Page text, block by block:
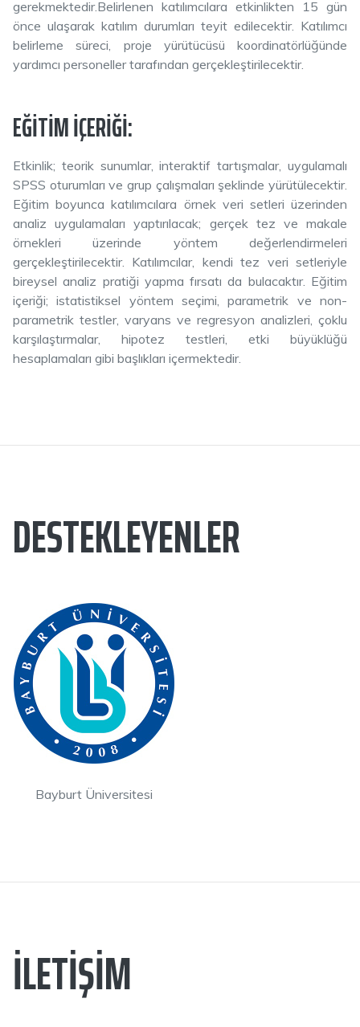
gerekmektedir.Belirlenen katılımcılara etkinlikten 15 gün
önce ulaşarak katılım durumları teyit edilecektir. Katılımcı
belirleme süreci, proje yürütücüsü koordinatörlüğünde
yardımcı personeller tarafından gerçekleştirilecektir.
EĞITIM İÇERIĞI:
Etkinlik; teorik sunumlar, interaktif tartışmalar, uygulamalı
SPSS oturumları ve grup çalışmaları şeklinde yürütülecektir.
Eğitim boyunca katılımcılara örnek veri setleri üzerinden
analiz uygulamaları yaptırılacak; gerçek tez ve makale
örnekleri üzerinde yöntem değerlendirmeleri
gerçekleştirilecektir. Katılımcılar, kendi tez veri setleriyle
bireysel analiz pratiği yapma fırsatı da bulacaktır. Eğitim
içeriği; istatistiksel yöntem seçimi, parametrik ve non-
parametrik testler, varyans ve regresyon analizleri, çoklu
karşılaştırmalar, hipotez testleri, etki büyüklüğü
hesaplamaları gibi başlıkları içermektedir.
DESTEKLEYENLER
Bayburt Üniversitesi
İLETIŞIM